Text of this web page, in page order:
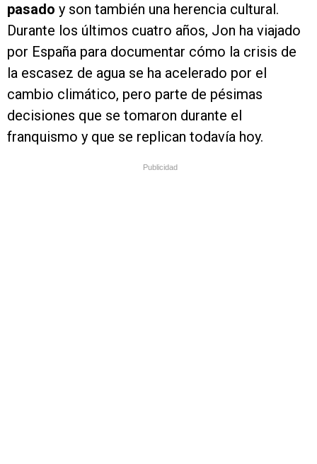
pasado y son también una herencia cultural.
Durante los últimos cuatro años, Jon ha viajado
por España para documentar cómo la crisis de
la escasez de agua se ha acelerado por el
cambio climático, pero parte de pésimas
decisiones que se tomaron durante el
franquismo y que se replican todavía hoy.
Publicidad